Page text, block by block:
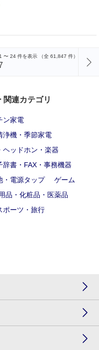
1 〜 24 件を表示 （全 61,847 件）
関連カテゴリ
ン家電
浄機・季節家電
ヘッドホン・楽器
辞書・FAX・事務機器
・電源タップ
ゲーム
品・化粧品・医薬品
ポーツ・旅行